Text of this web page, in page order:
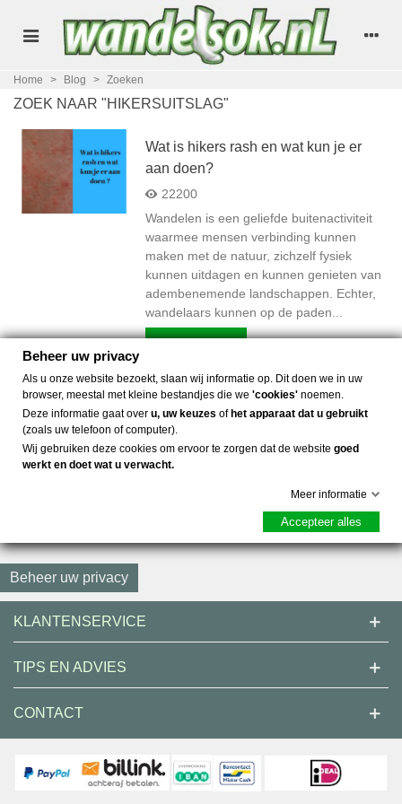
Home > Blog > Zoeken
ZOEK NAAR "HIKERSUITSLAG"
Wat is hikers rash en wat kun je er
aan doen?
22200
Wandelen is een geliefde buitenactiviteit
waarmee mensen verbinding kunnen
maken met de natuur, zichzelf fysiek
kunnen uitdagen en kunnen genieten van
adembenemende landschappen. Echter,
wandelaars kunnen op de paden...
Item 1-1 van 1 in totaal item(s)
SOCIALE MEDIA
Beheer uw privacy
KLANTENSERVICE
TIPS EN ADVIES
CONTACT
Beheer uw privacy
Als u onze website bezoekt, slaan wij informatie op. Dit doen we in uw
browser, meestal met kleine bestandjes die we 'cookies' noemen.
Deze informatie gaat over u, uw keuzes ofhet apparaat dat u gebruikt
(zoals uw telefoon of computer).
Wij gebruiken deze cookies om ervoor te zorgen dat de website goed
werkt en doet wat u verwacht.
Meer informatie
Accepteer alles